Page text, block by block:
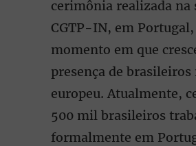
cerimônia realizada na
CGTP-IN, em
momento em que
presença de brasileiros
europeu. Atualmente,
500 mil brasileiros
formalmente em